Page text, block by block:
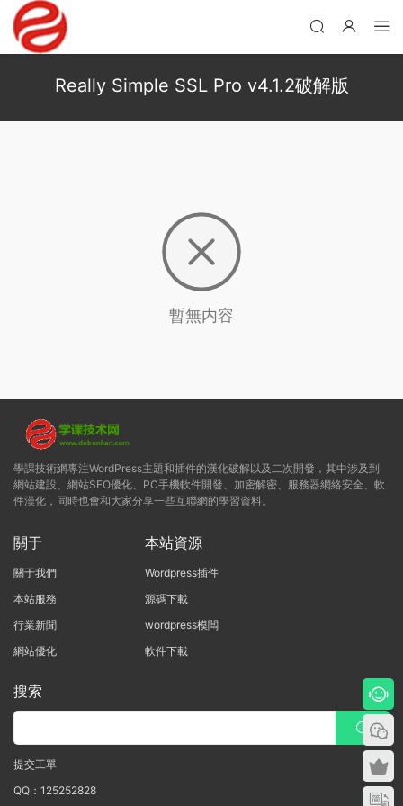
Really Simple SSL Pro v4.1.2破解版
暫無内容
學課技術網專注WordPress主題和插件的漢化破解以及二次開發，其中涉及到
網站建設、網站SEO優化、PC手機軟件開發、加密解密、服務器網絡安全、軟
件漢化，同時也會和大家分享一些互聯網的學習資料。
關于
關于我們
本站服務
行業新聞
網站優化
本站資源
Wordpress插件
源碼下載
wordpress模闆
軟件下載
搜索
提交工單
QQ：125252828